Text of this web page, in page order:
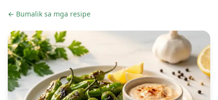
← Bumalik sa mga resipe